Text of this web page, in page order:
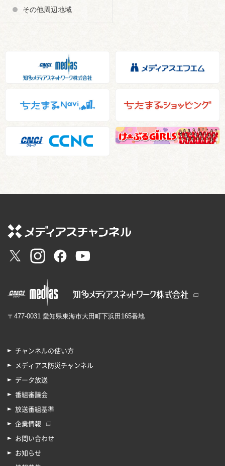
その他周辺地域
〒477-0031 愛知県東海市大田町下浜田165番地
チャンネルの使い方
メディアス防災チャンネル
データ放送
番組審議会
放送番組基準
企業情報
お問い合わせ
お知らせ